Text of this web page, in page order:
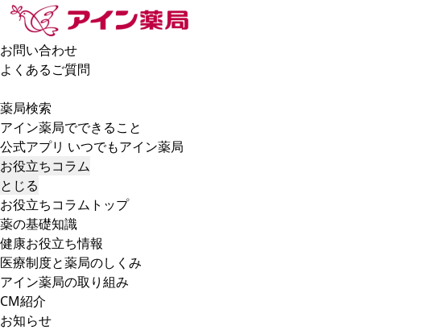
お問い合わせ
よくあるご質問
薬局検索
アイン薬局でできること
公式アプリ いつでもアイン薬局
お役立ちコラム
とじる
お役立ちコラムトップ
薬の基礎知識
健康お役立ち情報
医療制度と薬局のしくみ
アイン薬局の取り組み
CM紹介
お知らせ